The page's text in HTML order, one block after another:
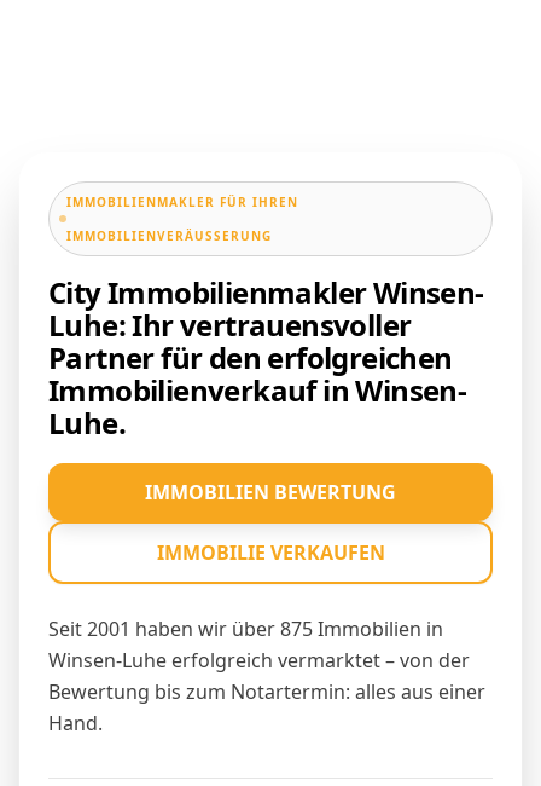
IMMOBILIENMAKLER FÜR IHREN
IMMOBILIENVERÄUSSERUNG
City Immobilienmakler Winsen-
Luhe: Ihr vertrauensvoller
Partner für den erfolgreichen
Immobilienverkauf in Winsen-
Luhe.
Seit 2001 haben wir über 875 Immobilien in
Winsen-Luhe erfolgreich vermarktet – von der
Bewertung bis zum Notartermin: alles aus einer
Hand.
IMMOBILIEN BEWERTUNG
IMMOBILIE VERKAUFEN